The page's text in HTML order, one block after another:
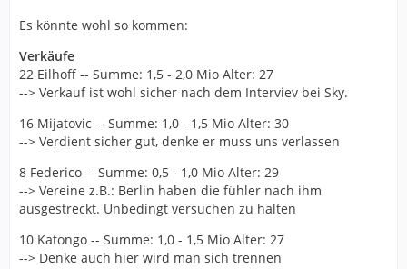
Es könnte wohl so kommen:
Verkäufe
22 Eilhoff -- Summe: 1,5 - 2,0 Mio Alter: 27
--> Verkauf ist wohl sicher nach dem Interviev bei Sky.
16 Mijatovic -- Summe: 1,0 - 1,5 Mio Alter: 30
--> Verdient sicher gut, denke er muss uns verlassen
8 Federico -- Summe: 0,5 - 1,0 Mio Alter: 29
--> Vereine z.B.: Berlin haben die fühler nach ihm
ausgestreckt. Unbedingt versuchen zu halten
10 Katongo -- Summe: 1,0 - 1,5 Mio Alter: 27
--> Denke auch hier wird man sich trennen